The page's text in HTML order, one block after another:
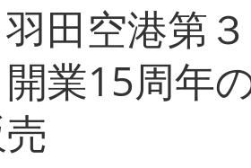
田空港第
業15周年